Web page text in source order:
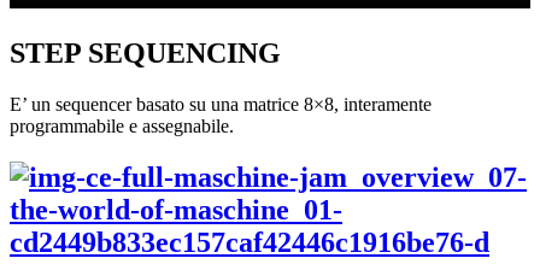
STEP SEQUENCING
E’ un sequencer basato su una matrice 8×8, interamente
programmabile e assegnabile.